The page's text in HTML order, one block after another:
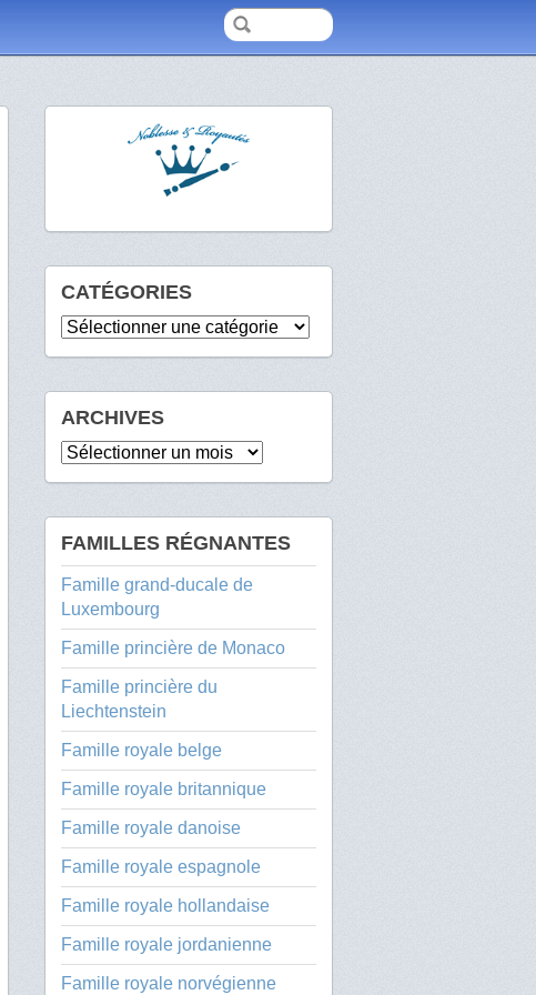
CATÉGORIES
Catégories
ARCHIVES
Archives
FAMILLES RÉGNANTES
Famille grand-ducale de
Luxembourg
Famille princière de Monaco
Famille princière du
Liechtenstein
Famille royale belge
Famille royale britannique
Famille royale danoise
Famille royale espagnole
Famille royale hollandaise
Famille royale jordanienne
Famille royale norvégienne